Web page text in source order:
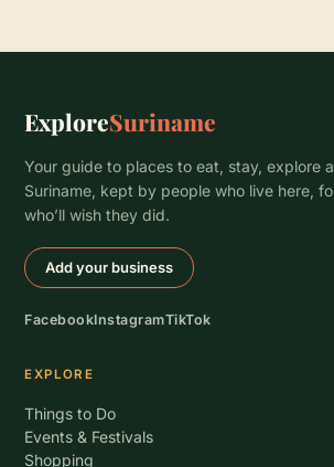
ExploreSuriname
Your guide to places to eat, stay, explore
Suriname, kept by people who live here,
who’ll wish they did.
Add your business
FacebookInstagramTikTok
EXPLORE
Things to Do
Events & Festivals
Shopping